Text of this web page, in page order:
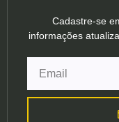
Cadastre-se
informações